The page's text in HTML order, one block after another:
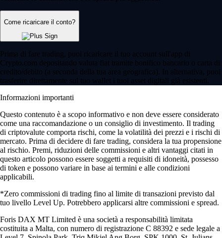
Come ricaricare il conto?
Prima di fare trading, puoi ricaricare il tuo account sull'app di
Crypto.com depositando valuta fiat tramite bonifico bancario o carta di
credito/debito (a seconda della tua area geografica). In alternativa, puoi
trasferire direttamente sul tuo wallet i tuoi asset digitali già esistenti.
Informazioni importanti
Questo contenuto è a scopo informativo e non deve essere considerato
come una raccomandazione o un consiglio di investimento. Il trading
di criptovalute comporta rischi, come la volatilità dei prezzi e i rischi di
mercato. Prima di decidere di fare trading, considera la tua propensione
al rischio. Premi, riduzioni delle commissioni e altri vantaggi citati in
questo articolo possono essere soggetti a requisiti di idoneità, possesso
di token e possono variare in base ai termini e alle condizioni
applicabili.
*Zero commissioni di trading fino al limite di transazioni previsto dal
tuo livello Level Up. Potrebbero applicarsi altre commissioni e spread.
Foris DAX MT Limited è una società a responsabilità limitata
costituita a Malta, con numero di registrazione C 88392 e sede legale a